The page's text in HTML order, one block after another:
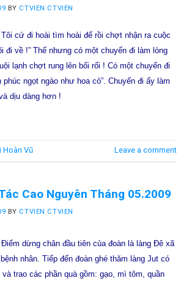
BY CTVIEN CTVIEN
Tôi cứ đi hoài tìm hoài để rồi chợt nhận ra cuộc
đi về !” Thế nhưng có một chuyến đi làm lòng
lạnh chợt rung lên bối rối ! Có một chuyến đi
phúc ngọt ngào như hoa cỏ”. Chuyến đi ấy làm
dịu dàng hơn !
Hoàn Vũ Leave a comment
Cao Nguyên Tháng 05.2009
BY CTVIEN CTVIEN
Điểm dừng chân đầu tiên của đoàn là làng Đê xã
nhân. Tiếp đến đoàn ghé thăm làng Jut có
và trao các phần quà gồm: gạo, mì tôm, quần